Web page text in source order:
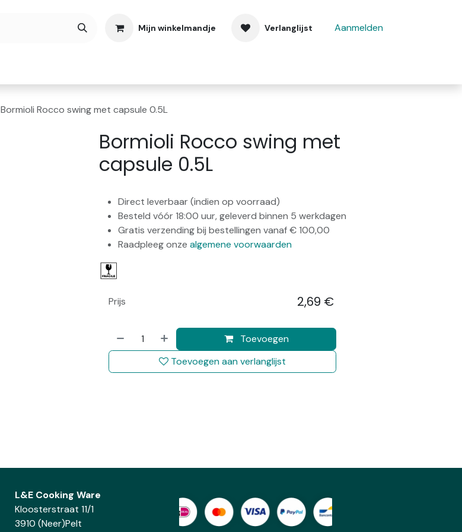
Mijn winkelmandje Verlanglijst Aanmelden
Bormioli Rocco swing met capsule 0.5L
Bormioli Rocco swing met
capsule 0.5L
Direct leverbaar (indien op voorraad)
Besteld vóór 18:00 uur, geleverd binnen 5 werkdagen
Gratis verzending bij bestellingen vanaf € 100,00
Raadpleeg onze algemene voorwaarden
Toevoegen
Toevoegen aan verlanglijst
Prijs 2,69 €
L&E Cooking Ware
Kloosterstraat 11/1
3910 (Neer)Pelt